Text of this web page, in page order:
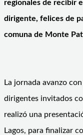
regionales de recibir
dirigente, felices de
comuna de Monte
La jornada avanzo
dirigentes invitados
realizó una
Lagos, para finalizar